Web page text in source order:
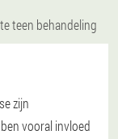
teen behandeling
zijn
vooral invloed